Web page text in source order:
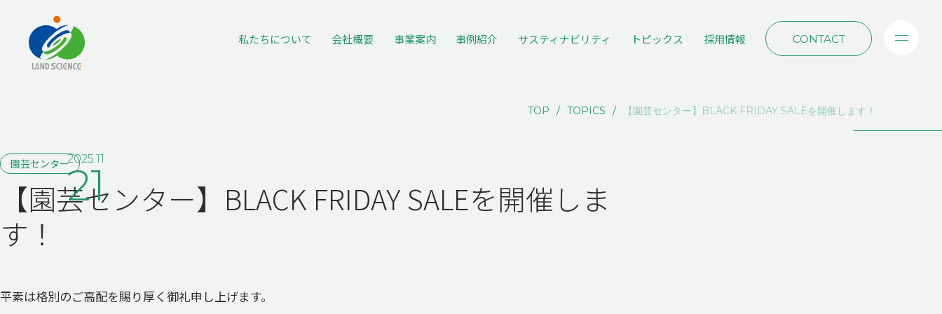
私たちについて 会社概要 事業案内 事例紹介 サスティナビリティ トピックス 採用情報 CONTACT
TOP TOPICS 【園芸センター】BLACK FRIDAY SALEを開催します！
2025.11
21
園芸センター
【園芸センター】BLACK FRIDAY SALEを開催しま
す！
平素は格別のご高配を賜り厚く御礼申し上げます。